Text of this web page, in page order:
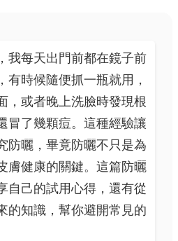
我每天出門前都在鏡子前
有時候隨便抓一瓶就用，
，或者晚上洗臉時發現根
冒了幾顆痘。這種經驗讓
防曬，畢竟防曬不只是為
膚健康的關鍵。這篇防曬
自己的試用心得，還有從
的知識，幫你避開常見的